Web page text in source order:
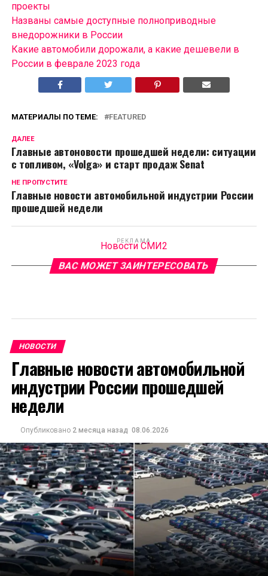
проекты
Названы самые доступные полноприводные
внедорожники в России
Какие автомобили дорожали, а какие дешевели в
России в феврале 2023 года
МАТЕРИАЛЫ ПО ТЕМЕ: FEATURED
ДАЛЕЕ
Главные автоновости прошедшей недели: ситуации
с топливом, «Volga» и старт продаж Senat
НЕ ПРОПУСТИТЕ
Главные новости автомобильной индустрии России
прошедшей недели
РЕКЛАМА
Новости СМИ2
ВАС МОЖЕТ ЗАИНТЕРЕСОВАТЬ
НОВОСТИ
Главные новости автомобильной
индустрии России прошедшей
недели
Опубликовано 2 месяца назад 08.06.2026